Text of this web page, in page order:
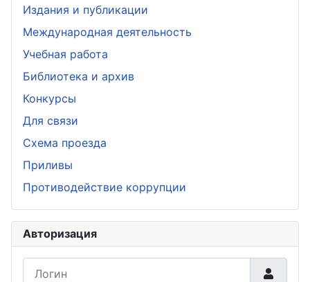
Издания и публикации
Международная деятельность
Учебная работа
Библиотека и архив
Конкурсы
Для связи
Схема проезда
Приливы
Противодействие коррупции
Авторизация